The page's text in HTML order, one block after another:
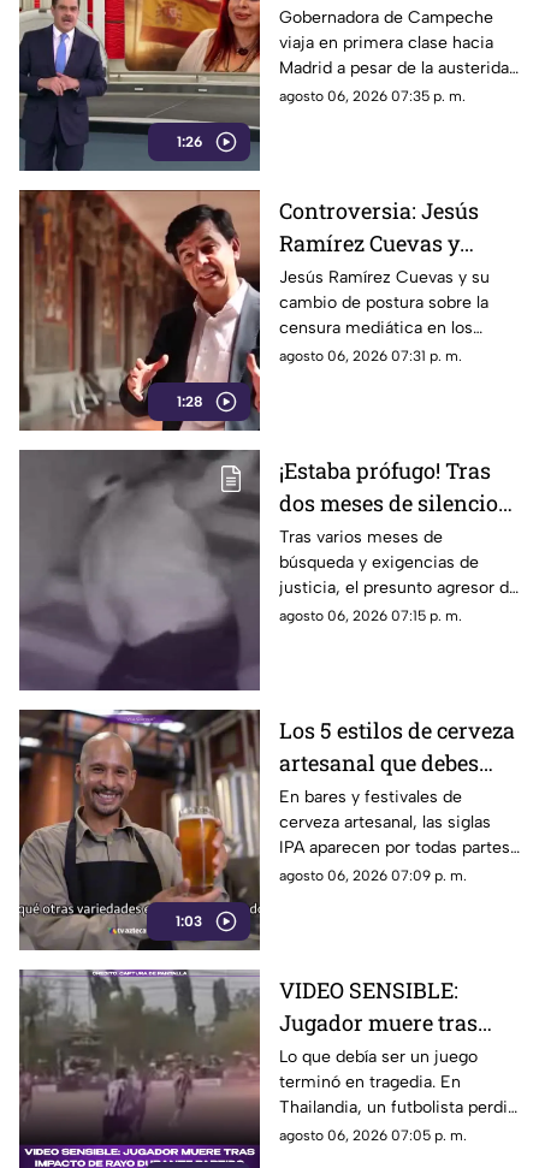
1:26
Gobernadora Layda
Sansores viaja en
primera clase hacia
Madrid
Gobernadora de Campeche
viaja en primera clase hacia
Madrid a pesar de la austeridad
republicana.
agosto 06, 2026 07:35 p. m.
1:28
Controversia: Jesús
Ramírez Cuevas y
Censura a los Medios
de Comunicación
Jesús Ramírez Cuevas y su
cambio de postura sobre la
censura mediática en los
medios de comunicación.
agosto 06, 2026 07:31 p. m.
¡Estaba prófugo! Tras
dos meses de silencio
detuvieron a Jorge "N",
agresor de Paula
Tras varios meses de
búsqueda y exigencias de
justicia, el presunto agresor de
Paula Fajardo fue localizado y
agosto 06, 2026 07:15 p. m.
1:03
Los 5 estilos de cerveza
artesanal que debes
conocer
En bares y festivales de
cerveza artesanal, las siglas
IPA aparecen por todas partes.
Pero, ¿qué significa realmente
agosto 06, 2026 07:09 p. m.
VIDEO SENSIBLE:
Jugador muere tras
impacto de rayo
durante partido
Lo que debía ser un juego
terminó en tragedia. En
Thailandia, un futbolista perdió
la vida al ser alcanzado por un
agosto 06, 2026 07:05 p. m.